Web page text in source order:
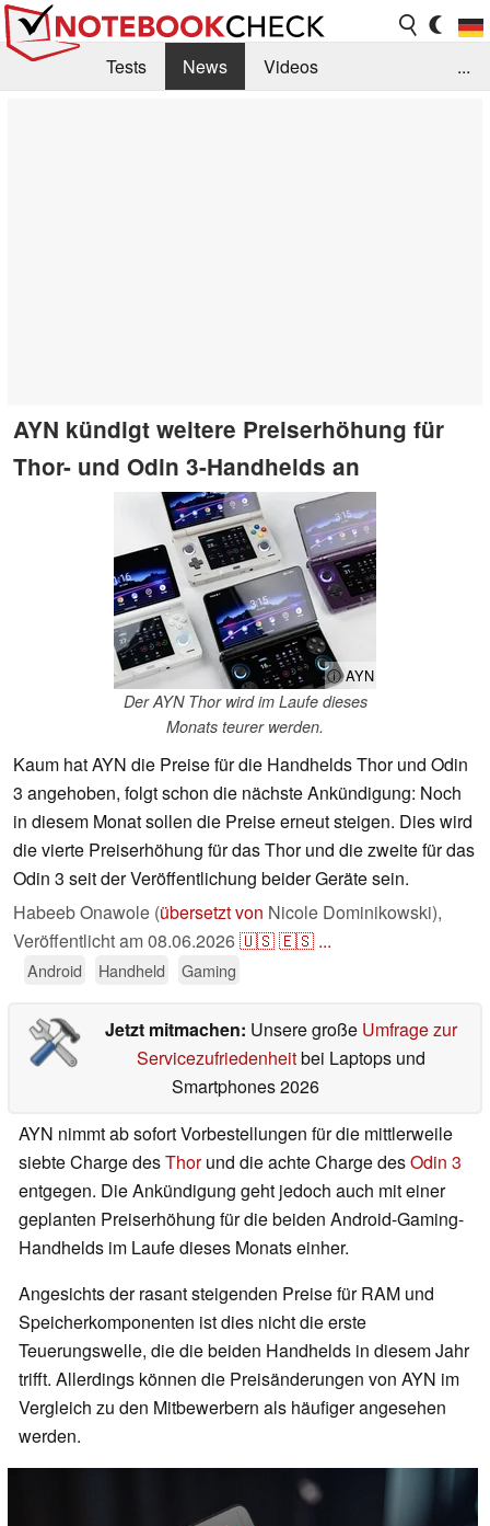
Tests News
Videos
...
AYN kündigt weitere Preiserhöhung für
Thor- und Odin 3-Handhelds an
ⓘ AYN
Der AYN Thor wird im Laufe dieses
Monats teurer werden.
Kaum hat AYN die Preise für die Handhelds Thor und Odin
3 angehoben, folgt schon die nächste Ankündigung: Noch
in diesem Monat sollen die Preise erneut steigen. Dies wird
die vierte Preiserhöhung für das Thor und die zweite für das
Odin 3 seit der Veröffentlichung beider Geräte sein.
Habeeb Onawole (übersetzt von Nicole Dominikowski),
Veröffentlicht am08.06.2026🇺🇸🇪🇸 ...
Android Handheld Gaming
Jetzt mitmachen: Unsere große Umfrage zur
Servicezufriedenheitbei Laptops und
Smartphones 2026
AYN nimmt ab sofort Vorbestellungen für die mittlerweile
siebte Charge desThorund die achte Charge desOdin 3
entgegen. Die Ankündigung geht jedoch auch mit einer
geplanten Preiserhöhung für die beiden Android-Gaming-
Handhelds im Laufe dieses Monats einher.
Angesichts der rasant steigenden Preise für RAM und
Speicherkomponenten ist dies nicht die erste
Teuerungswelle, die die beiden Handhelds in diesem Jahr
trifft. Allerdings können die Preisänderungen von AYN im
Vergleich zu den Mitbewerbern als häufiger angesehen
werden.